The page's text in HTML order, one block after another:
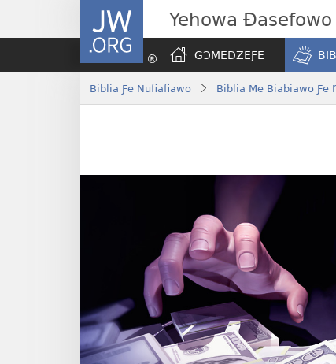
JW.ORG Yehowa Ɖasefowo
GƆMEDZEƑE
Biblia Ƒe Nufiafiawo Biblia Me Biabiawo Ƒe